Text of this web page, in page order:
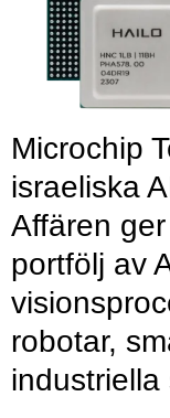
Microchip
israeliska
Affären
portfölj av
robotar,
industriella